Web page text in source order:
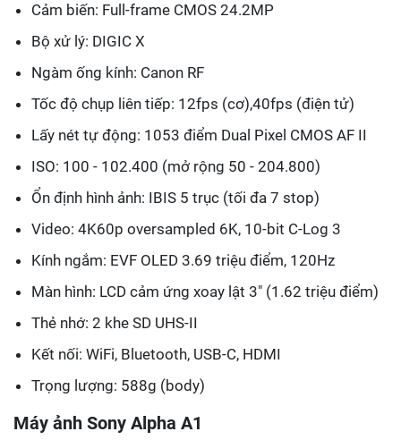
Cảm biến: Full-frame CMOS 24.2MP
Bộ xử lý: DIGIC X
Ngàm ống kính: Canon RF
Tốc độ chụp liên tiếp: 12fps (cơ),40fps (điện tử)
Lấy nét tự động: 1053 điểm Dual Pixel CMOS AF II
ISO: 100 - 102.400 (mở rộng 50 - 204.800)
Ổn định hình ảnh: IBIS 5 trục (tối đa 7 stop)
Video: 4K60p oversampled 6K, 10-bit C-Log 3
Kính ngắm: EVF OLED 3.69 triệu điểm, 120Hz
Màn hình: LCD cảm ứng xoay lật 3" (1.62 triệu điểm)
Thẻ nhớ: 2 khe SD UHS-II
Kết nối: WiFi, Bluetooth, USB-C, HDMI
Trọng lượng: 588g (body)
Máy ảnh Sony Alpha A1